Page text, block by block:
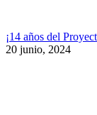
¡14 años del
20 junio, 2024